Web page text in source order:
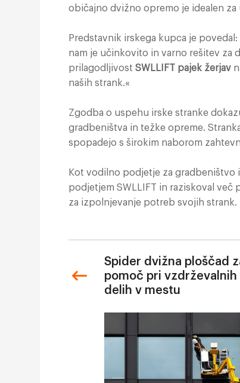
običajno dvižno opremo je idealen
Predstavnik irskega kupca je
nam je učinkovito in varno rešitev za
prilagodljivostSWLLIFT pajek žerjav
naših strank.«
Zgodba o uspehu irske stranke
gradbeništva in težke opreme.
spopadejo s širokim naborom
Kot vodilno podjetje za gradbeništvo
podjetjem SWLLIFT in raziskoval
za izpolnjevanje potreb svojih strank.
Spider dvižna ploščad
pomoč pri vzdrževalnih
delih v mestu